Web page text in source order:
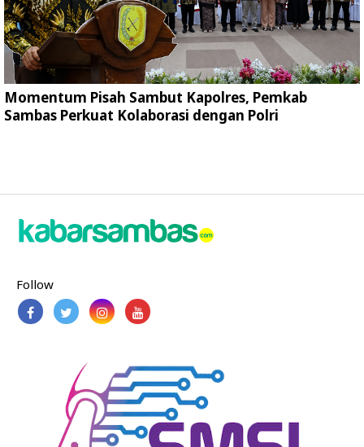
Momentum Pisah Sambut Kapolres, Pemkab
Sambas Perkuat Kolaborasi dengan Polri
Follow